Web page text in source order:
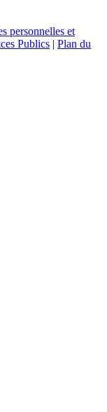
personnelles et
Publics | Plan du